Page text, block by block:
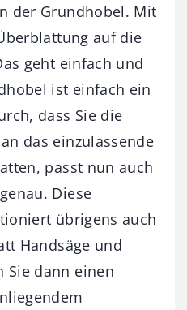
der Grundhobel. Mit
auf die
geht einfach und
ist einfach ein
dass Sie die
das einzulassende
passt nun auch
Diese
übrigens auch
Handsäge und
Sie dann einen